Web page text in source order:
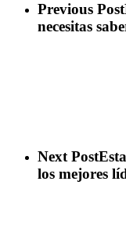
Previous Post
necesitas
Next Post
los mejores